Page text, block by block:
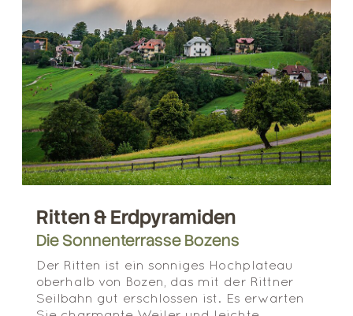
Ritten & Erdpyramiden
Die Sonnenterrasse Bozens
Der Ritten ist ein sonniges Hochplateau
oberhalb von Bozen, das mit der Rittner
Seilbahn gut erschlossen ist. Es erwarten